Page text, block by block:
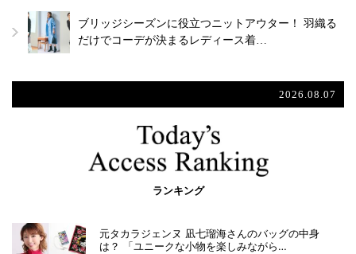
ブリッジシーズンに役立つニットアウター！ 羽織る
だけでコーデが決まるレディース着…
2026.08.07
ランキング
元タカラジェンヌ 凪七瑠海さんのバッグの中身
は？ 「ユニークな小物を楽しみながら…